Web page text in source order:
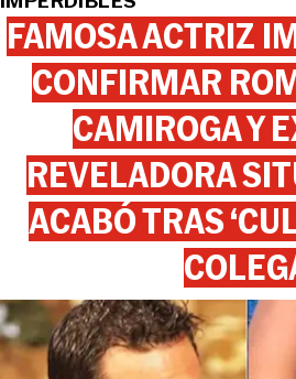
FAMOSA ACTRIZ
CONFIRMAR
CAMIROGA Y
REVELADORA
ACABÓ TRAS